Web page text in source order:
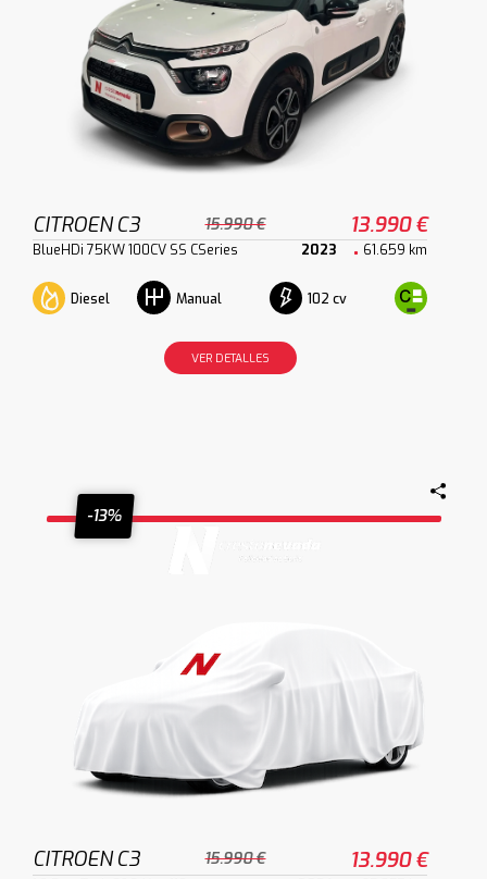
CITROEN C3 15.990 € 13.990 €
BlueHDi 75KW 100CV SS CSeries 2023 61.659 km
Diesel Manual 102 cv
VER DETALLES
-13%
CITROEN C3 15.990 € 13.990 €